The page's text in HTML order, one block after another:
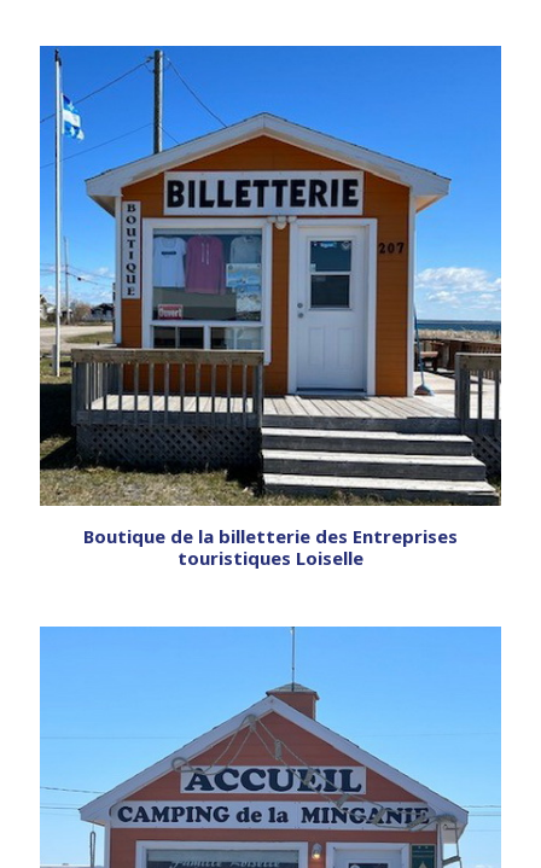
Boutique de la billetterie des Entreprises
touristiques Loiselle